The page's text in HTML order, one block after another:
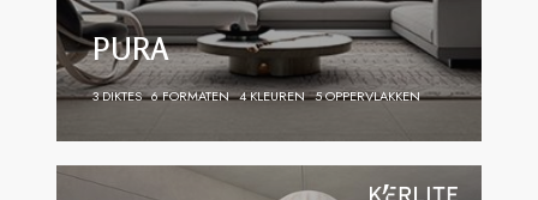
PURA
3 DIKTES 6 FORMATEN 4 KLEUREN 5 OPPERVLAKKEN